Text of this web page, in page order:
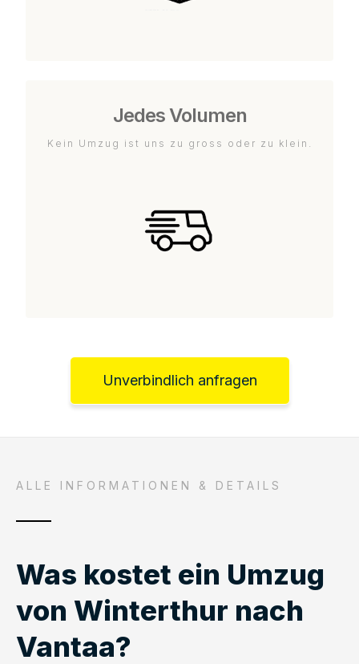
Jedes Volumen
Kein Umzug ist uns zu gross oder zu klein.
Unverbindlich anfragen
ALLE INFORMATIONEN & DETAILS
Was kostet ein Umzug
von Winterthur nach
Vantaa?